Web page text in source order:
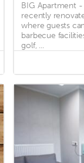
BIG Apartment -
recently
where guests
barbecue
golf, ...